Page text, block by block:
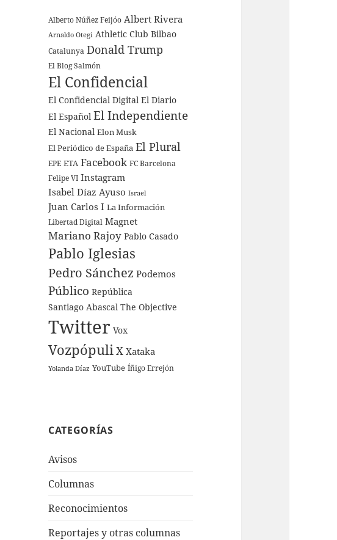
Alberto Núñez Feijóo Albert Rivera
Arnaldo Otegi Athletic Club Bilbao
Catalunya Donald Trump
El Blog Salmón
El Confidencial
El Confidencial Digital El Diario
El Español El Independiente
El Nacional Elon Musk
El Periódico de España El Plural
EPE ETA Facebook FC Barcelona
Felipe VI Instagram
Isabel Díaz Ayuso Israel
Juan Carlos I La Información
Libertad Digital Magnet
Mariano Rajoy Pablo Casado
Pablo Iglesias
Pedro Sánchez Podemos
Público República
Santiago Abascal The Objective
Twitter Vox
Vozpópuli X Xataka
Yolanda Díaz YouTube Íñigo Errejón
CATEGORÍAS
Avisos
Columnas
Reconocimientos
Reportajes y otras columnas